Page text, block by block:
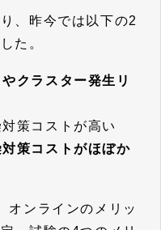
、昨今では以下の2
た。
クラスター発生リ
策コストが高い
策コストがほぼか
オンラインのメリッ